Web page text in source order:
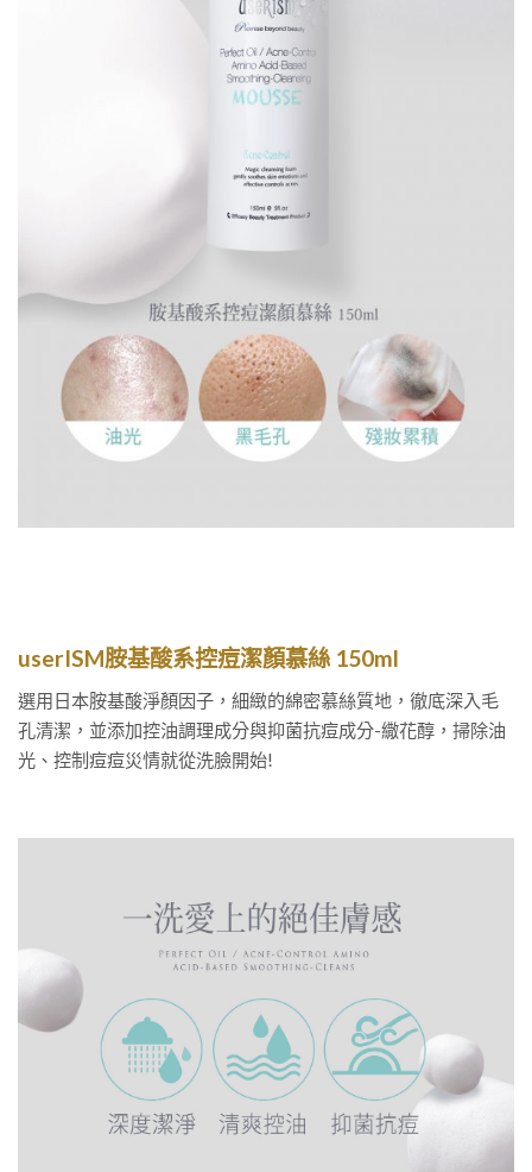
userISM胺基酸系控痘潔顏慕絲 150ml
選用日本胺基酸淨顏因子，細緻的綿密慕絲質地，徹底深入毛
孔清潔，並添加控油調理成分與抑菌抗痘成分-繖花醇，掃除油
光、控制痘痘災情就從洗臉開始!